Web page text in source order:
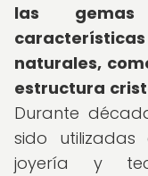
las gemas
naturales,
estructura
Durante
sido utilizadas
joyería y